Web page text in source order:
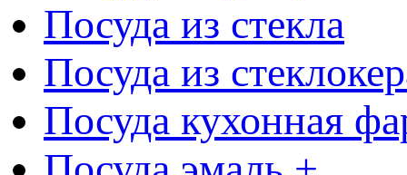
Посуда из стекла
Посуда из
Посуда кухонная